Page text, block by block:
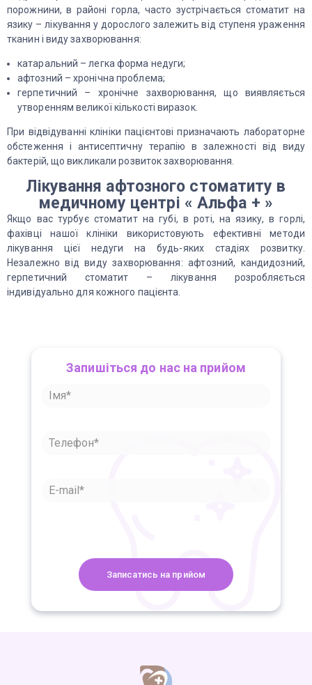
порожнини, в районі горла, часто зустрічається стоматит на
язику – лікування у дорослого залежить від ступеня ураження
тканин і виду захворювання:
катаральний – легка форма недуги;
афтозний – хронічна проблема;
герпетичний – хронічне захворювання, що виявляється
утворенням великої кількості виразок.
При відвідуванні клініки пацієнтові призначають лабораторне
обстеження і антисептичну терапію в залежності від виду
бактерій, що викликали розвиток захворювання.
Лікування афтозного стоматиту в
медичному центрі « Альфа + »
Якщо вас турбує стоматит на губі, в роті, на язику, в горлі,
фахівці нашої клініки використовують ефективні методи
лікування цієї недуги на будь-яких стадіях розвитку.
Незалежно від виду захворювання: афтозний, кандидозний,
герпетичний стоматит – лікування розробляється
індивідуально для кожного пацієнта.
Запишіться до нас на прийом